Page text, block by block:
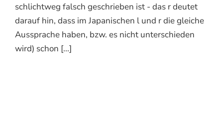
schlichtweg falsch geschrieben ist - das r deutet
darauf hin, dass im Japanischen l und r die gleiche
Aussprache haben, bzw. es nicht unterschieden
wird) schon [...]